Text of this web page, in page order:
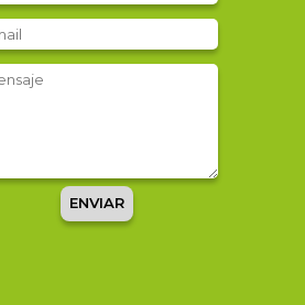
ENVIAR